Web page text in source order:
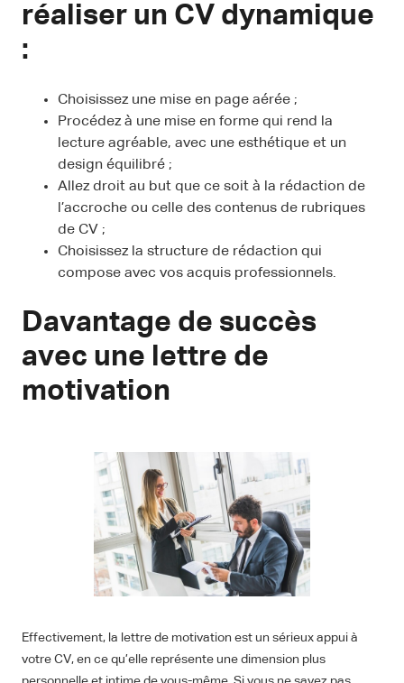
réaliser un CV dynamique
:
Choisissez une mise en page aérée ;
Procédez à une mise en forme qui rend la
lecture agréable, avec une esthétique et un
design équilibré ;
Allez droit au but que ce soit à la rédaction de
l’accroche ou celle des contenus de rubriques
de CV ;
Choisissez la structure de rédaction qui
compose avec vos acquis professionnels.
Davantage de succès
avec une lettre de
motivation
Effectivement, la lettre de motivation est un sérieux appui à
votre CV, en ce qu’elle représente une dimension plus